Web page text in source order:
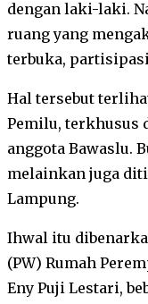
dengan laki-laki.
ruang yang
terbuka,
Hal tersebut
Pemilu, terkhusus
anggota Bawaslu.
melainkan juga
Lampung.
Ihwal itu
(PW) Rumah
Eny Puji Lestari,